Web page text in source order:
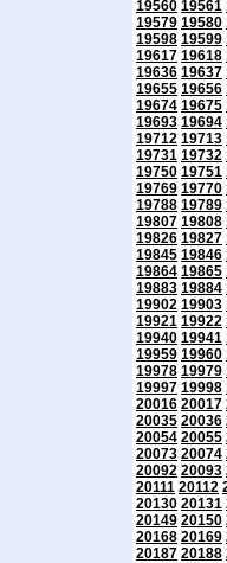
19560 19561
19579 19580
19598 19599
19617 19618
19636 19637
19655 19656
19674 19675
19693 19694
19712 19713
19731 19732
19750 19751
19769 19770
19788 19789
19807 19808
19826 19827
19845 19846
19864 19865
19883 19884
19902 19903
19921 19922
19940 19941
19959 19960
19978 19979
19997 19998
20016 20017
20035 20036
20054 20055
20073 20074
20092 20093
20111 20112
20130 20131
20149 20150
20168 20169
20187 20188